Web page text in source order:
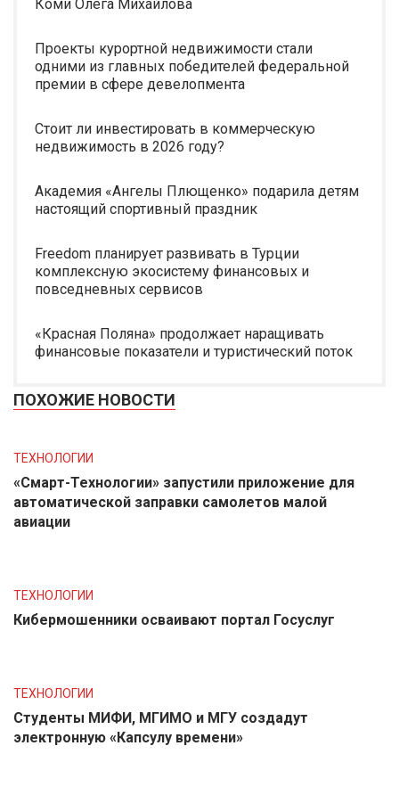
Коми Олега Михайлова
Проекты курортной недвижимости стали
одними из главных победителей федеральной
премии в сфере девелопмента
Стоит ли инвестировать в коммерческую
недвижимость в 2026 году?
Академия «Ангелы Плющенко» подарила детям
настоящий спортивный праздник
Freedom планирует развивать в Турции
комплексную экосистему финансовых и
повседневных сервисов
«Красная Поляна» продолжает наращивать
финансовые показатели и туристический поток
ПОХОЖИЕ НОВОСТИ
ТЕХНОЛОГИИ
«Смарт-Технологии» запустили приложение для
автоматической заправки самолетов малой
авиации
ТЕХНОЛОГИИ
Кибермошенники осваивают портал Госуслуг
ТЕХНОЛОГИИ
Студенты МИФИ, МГИМО и МГУ создадут
электронную «Капсулу времени»